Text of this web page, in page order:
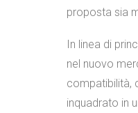
proposta sia
In linea di
nel nuovo
compatibilità,
inquadrato in